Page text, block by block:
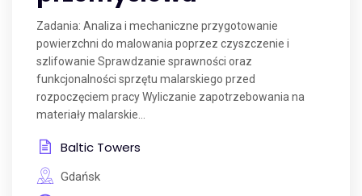
Zadania: Analiza i mechaniczne przygotowanie
powierzchni do malowania poprzez czyszczenie i
szlifowanie Sprawdzanie sprawności oraz
funkcjonalności sprzętu malarskiego przed
rozpoczęciem pracy Wyliczanie zapotrzebowania na
materiały malarskie...
Baltic Towers
Gdańsk